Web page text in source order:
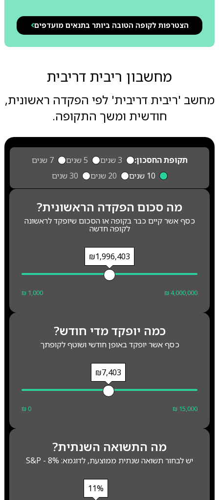
הצטרפות לקופה הטובה ביותר בתנאים מועדפים
מחשבון ריבית דריבית
מחשב 'ריבית דריבית' לפי הפקדה ראשונית,
חודשית ומשך התקופה.
תקופת החסכון: 3 שנים 5 שנים
7 שנים
10 שנים
20 שנים 30 שנים
מה סכום הפקדה הראשונית?
כסף אשר קיים כבר בקופה או הסכום שיופקד לראשונה
לקופה חדשה
₪1,996,403
₪ 1,000 ₪ 4,000,000
כמה יופקד מדי חודש?
כסף אשר יופקד באופן חודשי ושוטף לקופתך
₪7,403
₪ 0 ₪ 15,000
מה התשואה השנתית?
יש לבחור תשואה שנתית ממוצעת, לדוגמא: S&P - 8%
11%